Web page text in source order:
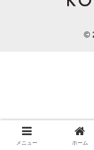
©
メニュー ホーム